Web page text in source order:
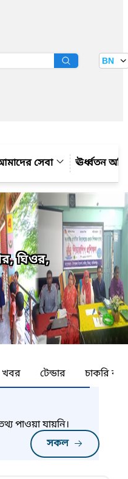
BN
সেবা ঊর্ধ্বতন
ঘিওর,
খবর টেন্ডার চাকরি
সকল
পাওয়া যায়নি।